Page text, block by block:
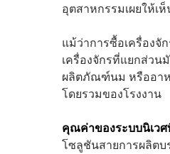
อุตสาหกรรมเผยให้เ
แม้ว่าการซื้อเครื่องจั
เครื่องจักรที่แยกส่วน
ผลิตภัณฑ์นม หรืออาห
โดยรวมของโรงงาน
คุณค่าของระบบนิเว
โซลูชันสายการผลิต